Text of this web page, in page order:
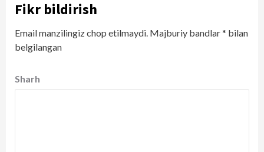
Fikr bildirish
Email manzilingiz chop etilmaydi. Majburiy bandlar* bilan
belgilangan
Sharh